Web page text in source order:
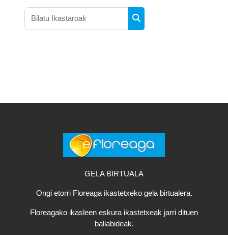
Bilatu Ikastaroak
Bilatu Ikastaroak
GELA BIRTUALA
Ongi etorri Floreaga ikastetxeko gela birtualera.
Floreagako ikasleen eskura ikastetxeak jarri dituen
baliabideak.